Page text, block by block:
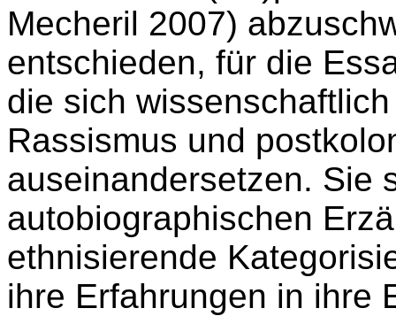
Mecheril 2007)
entschieden, für die
die sich
Rassismus und
auseinandersetzen. Sie
autobiographischen
ethnisierende
ihre Erfahrungen in ihre